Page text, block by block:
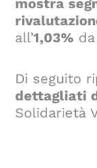
all’1,03%
Di seguito
dettagliati
Solidarietà